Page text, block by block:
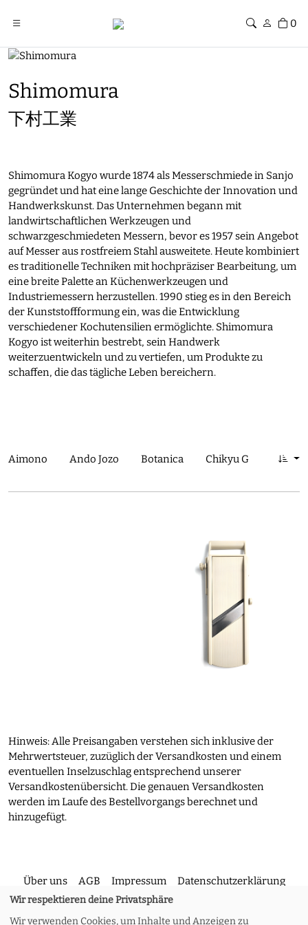
0
Shimomura
下村工業
Shimomura Kogyo wurde 1874 als Messerschmiede in Sanjo
gegründet und hat eine lange Geschichte der Innovation und
Handwerkskunst. Das Unternehmen begann mit
landwirtschaftlichen Werkzeugen und
schwarzgeschmiedeten Messern, bevor es 1957 sein Angebot
auf Messer aus rostfreiem Stahl ausweitete. Heute kombiniert
es traditionelle Techniken mit hochpräziser Bearbeitung, um
eine breite Palette an Küchenwerkzeugen und
Industriemessern herzustellen. 1990 stieg es in den Bereich
der Kunststoffformung ein, was die Entwicklung
verschiedener Kochutensilien ermöglichte. Shimomura
Kogyo ist weiterhin bestrebt, sein Handwerk
weiterzuentwickeln und zu vertiefen, um Produkte zu
schaffen, die das tägliche Leben bereichern.
Aimono Ando Jozo Botanica Chikyu Greetings
Hinweis: Alle Preisangaben verstehen sich inklusive der
Mehrwertsteuer, zuzüglich der Versandkosten und einem
eventuellen Inselzuschlag entsprechend unserer
Versandkostenübersicht. Die genauen Versandkosten
werden im Laufe des Bestellvorgangs berechnet und
hinzugefügt.
Über uns AGB Impressum Datenschutzerklärung
Wir respektieren deine Privatsphäre
Wir verwenden Cookies, um Inhalte und Anzeigen zu